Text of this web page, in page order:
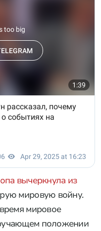
вычеркнула из
мировую войну.
мировое
положении